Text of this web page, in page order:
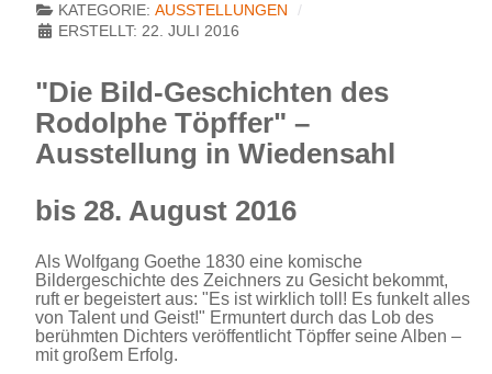
KATEGORIE: AUSSTELLUNGEN
ERSTELLT: 22. JULI 2016
"Die Bild-Geschichten des
Rodolphe Töpffer" –
Ausstellung in Wiedensahl
bis 28. August 2016
Als Wolfgang Goethe 1830 eine komische
Bildergeschichte des Zeichners zu Gesicht bekommt,
ruft er begeistert aus: "Es ist wirklich toll! Es funkelt alles
von Talent und Geist!" Ermuntert durch das Lob des
berühmten Dichters veröffentlicht Töpffer seine Alben –
mit großem Erfolg.